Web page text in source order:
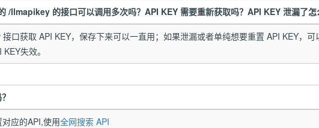
/llmapikey 的接口可以调用多次吗？API KEY 需要重新获取吗？API KEY 泄漏了怎
口获取 API KEY，保存下来可以一直用；如果泄漏或者单纯想要重置 API KEY，
失效。
应的API,使用全网搜索 API